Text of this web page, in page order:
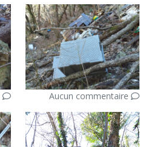
Aucun commentaire